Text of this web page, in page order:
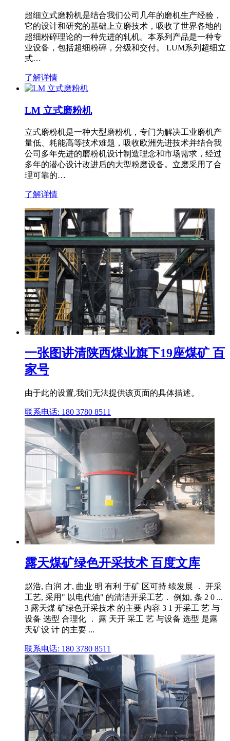
超细立式磨粉机是结合我们公司几年的磨机生产经验，
它的设计和研究的基础上立磨技术，吸收了世界各地的
超细粉碎理论的一种先进的轧机。本系列产品是一种专
业设备，包括超细粉碎，分级和交付。 LUM系列超细立
式…
了解详情
LM 立式磨粉机
立式磨粉机是一种大型磨粉机，专门为解决工业磨机产
量低、耗能高等技术难题，吸收欧洲先进技术并结合我
公司多年先进的磨粉机设计制造理念和市场需求，经过
多年的潜心设计改进后的大型粉磨设备。立磨采用了合
理可靠的…
了解详情
一张图讲清陕西煤业旗下19座煤矿 百
家号
由于此的设置,我们无法提供该页面的具体描述。
联系电话: 180 3780 8511
露天煤矿绿色开采技术 百度文库
赵浩, 白润 才, 曲业 明 有利 于矿 区可持 续发展 ． 开采
工艺, 采用" 以电代油" 的清洁开采工艺． 例如, 条 2 0 ...
3 露天煤 矿绿色开采技术 的主要 内容 3 1 开采工 艺 与
设备 选型 合理化 ． 露 天开 采工 艺 与设备 选型 是露
天矿设 计 的主要 ...
联系电话: 180 3780 8511